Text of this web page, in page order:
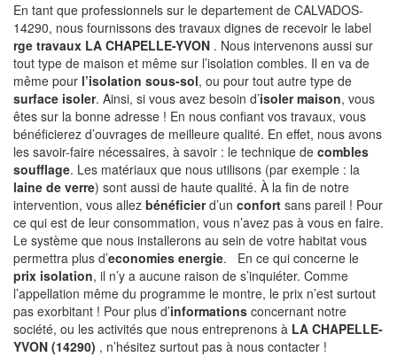
En tant que professionnels sur le departement de CALVADOS-
14290, nous fournissons des travaux dignes de recevoir le label
rge travaux LA CHAPELLE-YVON . Nous intervenons aussi sur
tout type de maison et même sur l’isolation combles. Il en va de
même pour l’isolation sous-sol, ou pour tout autre type de
surface isoler. Ainsi, si vous avez besoin d’isoler maison, vous
êtes sur la bonne adresse ! En nous confiant vos travaux, vous
bénéficierez d’ouvrages de meilleure qualité. En effet, nous avons
les savoir-faire nécessaires, à savoir : le technique de combles
soufflage. Les matériaux que nous utilisons (par exemple : la
laine de verre) sont aussi de haute qualité. À la fin de notre
intervention, vous allez bénéficierd’un confort sans pareil ! Pour
ce qui est de leur consommation, vous n’avez pas à vous en faire.
Le système que nous installerons au sein de votre habitat vous
permettra plus d’economies energie. En ce qui concerne le
prix isolation, il n’y a aucune raison de s’inquiéter. Comme
l’appellation même du programme le montre, le prix n’est surtout
pas exorbitant ! Pour plus d’informations concernant notre
société, ou les activités que nous entreprenons à LA CHAPELLE-
YVON (14290) , n’hésitez surtout pas à nous contacter !